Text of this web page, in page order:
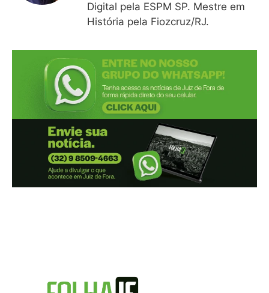
Digital pela ESPM SP. Mestre em
História pela Fiozcruz/RJ.